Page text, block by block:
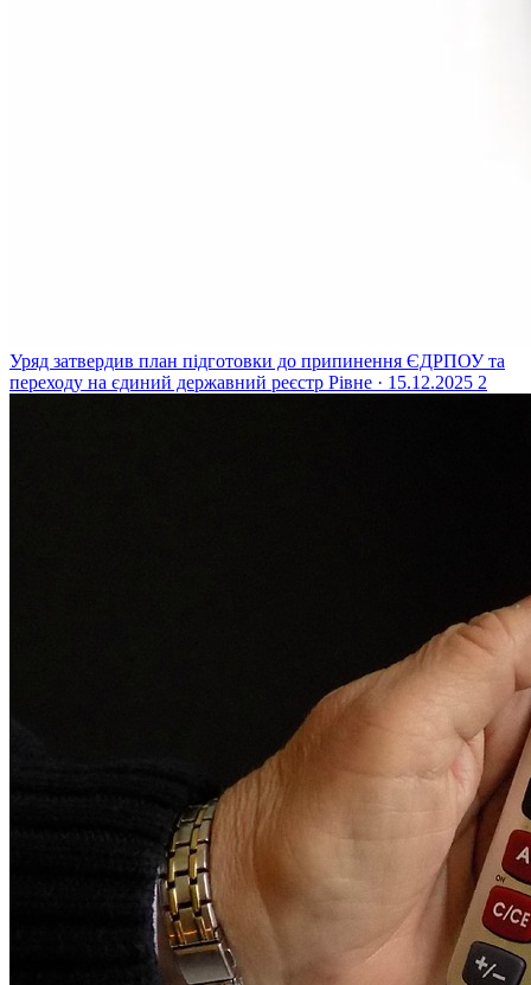
Уряд затвердив план підготовки до припинення ЄДРПОУ та
переходу на єдиний державний реєстр Рівне · 15.12.2025 2